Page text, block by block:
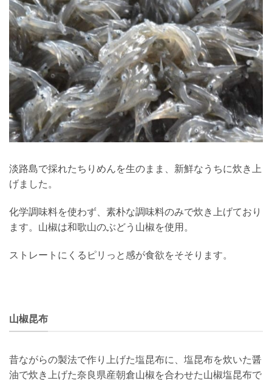
淡路島で採れたちりめんを生のまま、新鮮なうちに炊き上
げました。
化学調味料を使わず、素朴な調味料のみで炊き上げており
ます。山椒は和歌山のぶどう山椒を使用。
ストレートにくるピリっと感が食欲をそそります。
山椒昆布
昔ながらの製法で作り上げた塩昆布に、塩昆布を炊いた醤
油で炊き上げた奈良県産朝倉山椒を合わせた山椒塩昆布で